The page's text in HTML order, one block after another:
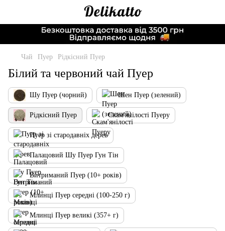
Чай Пуер Рідкісний Пуер
Білий та червоний чай Пуер
Шу Пуер (чорний) Шен Пуер (зелений)
Рідкісний Пуер Скам'янілості Пуеру
Пуер зі стародавніх дерев
Палацовий Шу Пуер Гун Тін
Витриманий Пуер (10+ років)
Млинці Пуер середні (100-250 г)
Млинці Пуер великі (357+ г)